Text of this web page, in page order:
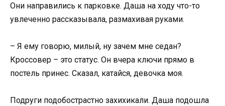
Они направились к парковке. Даша на ходу что-то
увлеченно рассказывала, размахивая руками.
– Я ему говорю, милый, ну зачем мне седан?
Кроссовер – это статус. Он вчера ключи прямо в
постель принес. Сказал, катайся, девочка моя.
Подруги подобострастно захихикали. Даша подошла